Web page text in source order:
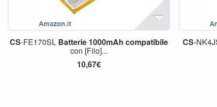
CS-FE170SL Batterie 1000mAh compatibile
con [Fiio]...
10,67€
CS-